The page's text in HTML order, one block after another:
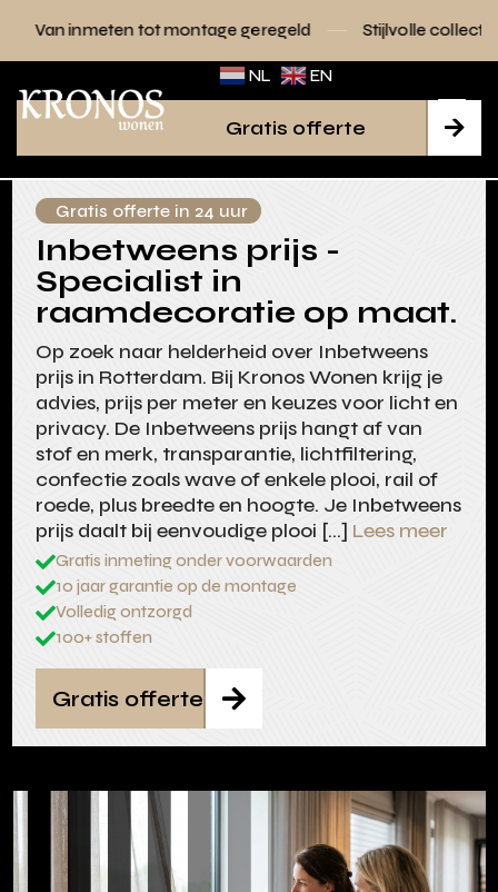
montage geregeld Stijlvolle collecties voor elk
NL EN

Gratis offerte
Gratis offerte in 24 uur
Inbetweens prijs -
Specialist in
raamdecoratie op maat.
Op zoek naar helderheid over Inbetweens
prijs in Rotterdam. Bij Kronos Wonen krijg je
advies, prijs per meter en keuzes voor licht en
privacy. De Inbetweens prijs hangt af van
stof en merk, transparantie, lichtfiltering,
confectie zoals wave of enkele plooi, rail of
roede, plus breedte en hoogte. Je Inbetweens
prijs daalt bij eenvoudige plooi […] Lees meer
Gratis inmeting onder voorwaarden
10 jaar garantie op de montage
Volledig ontzorgd
100+ stoffen

Gratis offerte